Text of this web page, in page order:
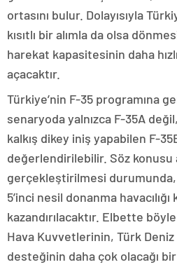
ortasını bulur. Dolayısıyla
kısıtlı bir alımla da olsa
harekat kapasitesinin daha
açacaktır.
Türkiye’nin F-35 programına
senaryoda yalnızca F-35A
kalkış dikey iniş yapabilen F-
değerlendirilebilir. Söz konusu
gerçekleştirilmesi durumunda,
5’inci nesil donanma
kazandırılacaktır. Elbette
Hava Kuvvetlerinin, Türk
desteğinin daha çok olacağı